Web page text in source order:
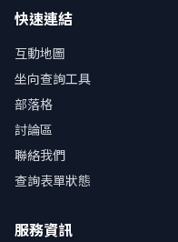
快速連結
互動地圖
坐向查詢工具
部落格
討論區
聯絡我們
查詢表單狀態
服務資訊